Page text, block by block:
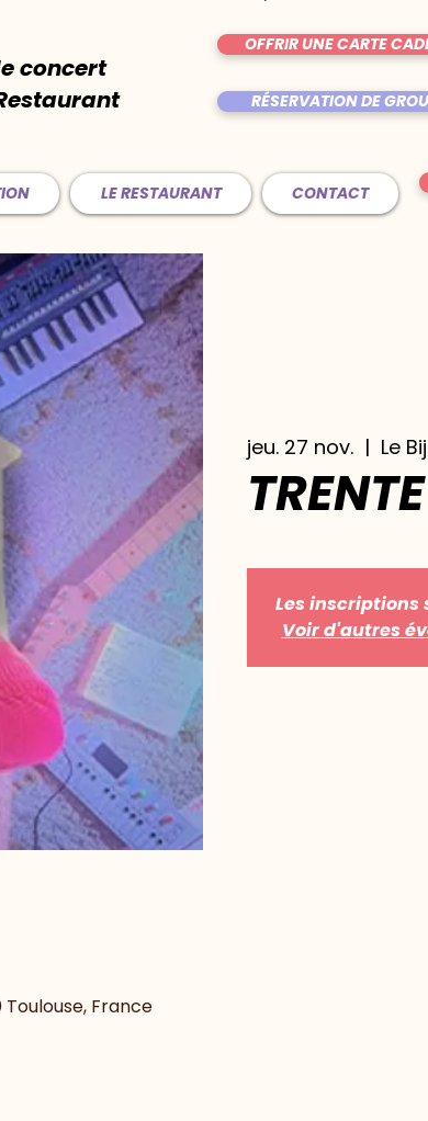
concert
OFFRIR UNE CARTE
RÉSERVATION DE
LE RESTAURANT CONTACT
jeu. 27 nov.
  |
Le
Les inscriptions
Voir d'autres
Toulouse, France